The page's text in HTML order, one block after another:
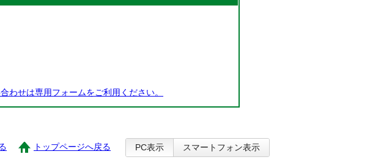
わせは専用フォームをご利用ください。
トップページへ戻る PC表示 スマートフォン表示